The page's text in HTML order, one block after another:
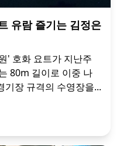
유람 즐기는 김정은
' 호화 요트가 지난주
80m 길이로 이중 나
기장 규격의 수영장을...